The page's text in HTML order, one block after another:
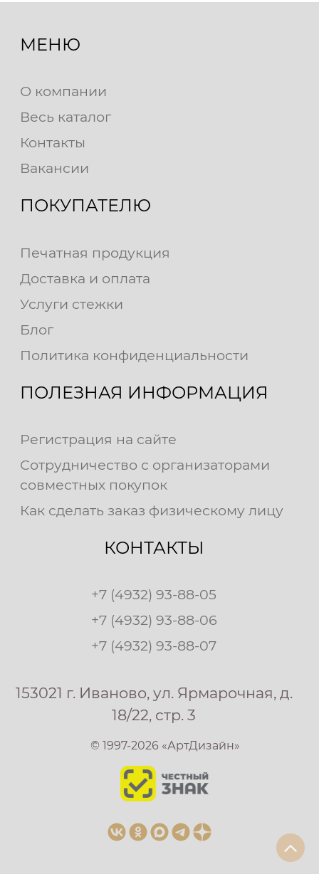
МЕНЮ
О компании
Весь каталог
Контакты
Вакансии
ПОКУПАТЕЛЮ
Печатная продукция
Доставка и оплата
Услуги стежки
Блог
Политика конфиденциальности
ПОЛЕЗНАЯ ИНФОРМАЦИЯ
Регистрация на сайте
Сотрудничество с организаторами
совместных покупок
Как сделать заказ физическому лицу
КОНТАКТЫ
+7 (4932) 93-88-05
+7 (4932) 93-88-06
+7 (4932) 93-88-07
153021 г. Иваново, ул. Ярмарочная, д.
18/22, стр. 3
© 1997-2026 «АртДизайн»